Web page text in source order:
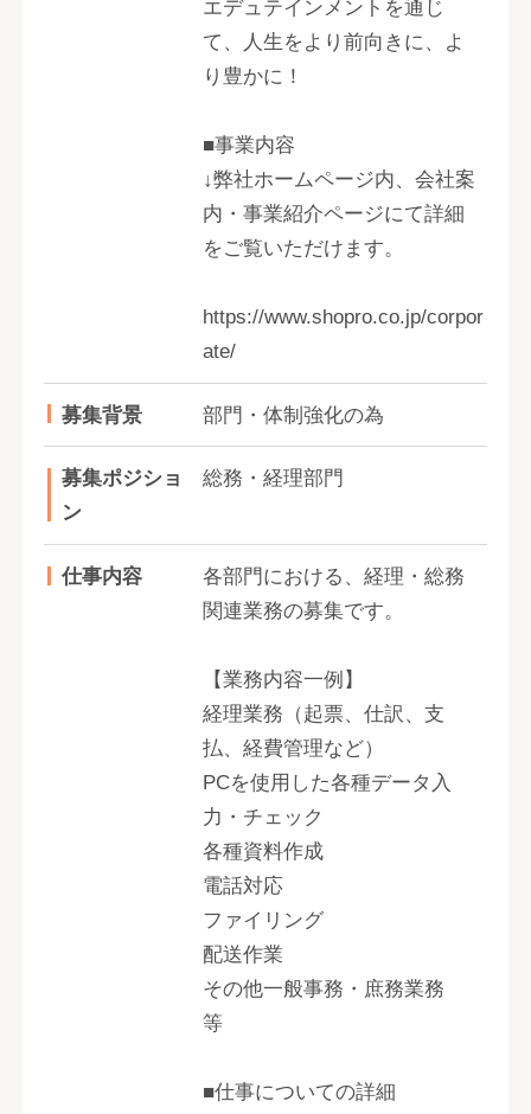
エデュテインメントを通じ
て、人生をより前向きに、よ
り豊かに！
■事業内容
↓弊社ホームページ内、会社案
内・事業紹介ページにて詳細
をご覧いただけます。
https://www.shopro.co.jp/corpor
ate/
募集背景 部門・体制強化の為
募集ポジショ
ン
総務・経理部門
仕事内容
各部門における、経理・総務
関連業務の募集です。
【業務内容一例】
経理業務（起票、仕訳、支
払、経費管理など）
PCを使用した各種データ入
力・チェック
各種資料作成
電話対応
ファイリング
配送作業
その他一般事務・庶務業務
等
■仕事についての詳細